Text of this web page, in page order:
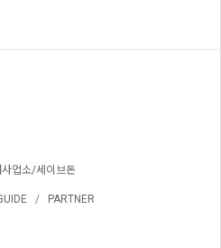
업소/세이브돈
PARTNER